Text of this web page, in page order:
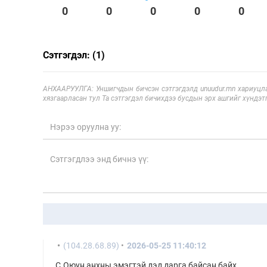
0 0 0 0 0
Сэтгэгдэл: (1)
АНХААРУУЛГА: Уншигчдын бичсэн сэтгэгдэлд unuudur.mn
хязгаарласан тул Та сэтгэгдэл бичихдээ бусдын эрх ашгийг
(104.28.68.89) 2026-05-25 11:40:12